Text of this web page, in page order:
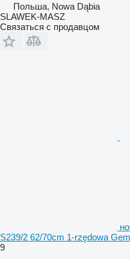
Польша, Nowa Dąbia
SLAWEK-MASZ
Связаться с продавцом
S239/2 62/70cm 1-rzędowa
9